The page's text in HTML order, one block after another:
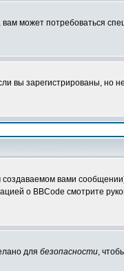
может потребоваться
вы зарегистрированы, но
вами
о BBCode смотрите
для безопасности,